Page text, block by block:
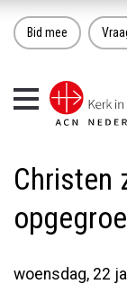
Bid mee
Toggle
navigation
Christen
woensdag, 22